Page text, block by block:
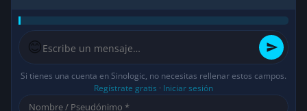
😊
Si tienes una cuenta en Sinologic, no necesitas rellenar estos campos.
Regístrate gratis · Iniciar sesión